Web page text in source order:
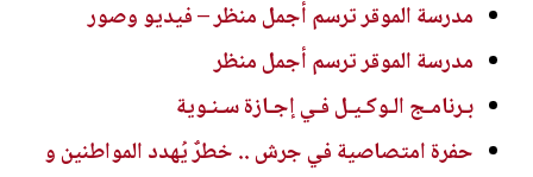
مدرسة الموقر ترسم أجمل منظر – فيديو وصور
مدرسة الموقر ترسم أجمل منظر
بـرنامـج الـوكـيـل فـي إجـازة سـنـوية
حفرة امتصاصية في جرش .. خطرٌ يُهدد المواطنين و